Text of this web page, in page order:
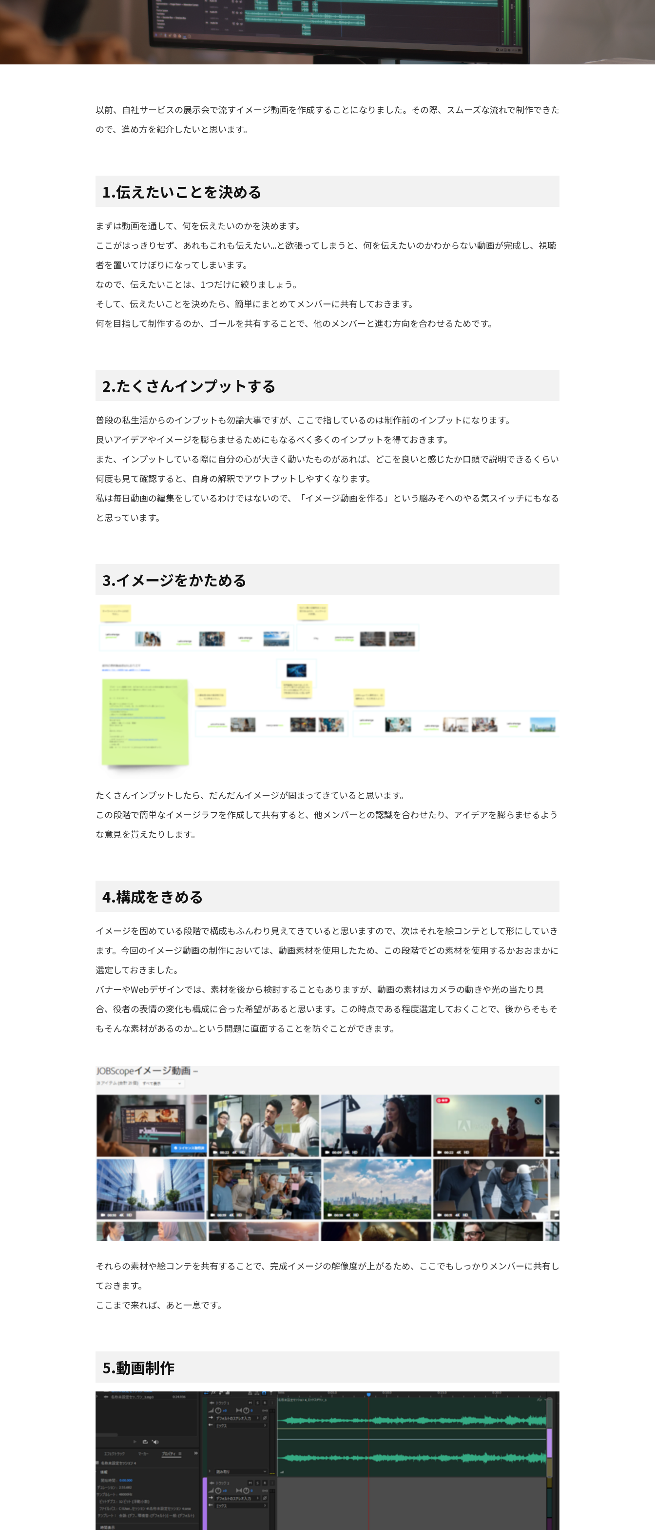
以前、自社サービスの展示会で流すイメージ動画を作成することになりました。その際、スムーズな流れで制作できた
ので、進め方を紹介したいと思います。
1.伝えたいことを決める
まずは動画を通して、何を伝えたいのかを決めます。
ここがはっきりせず、あれもこれも伝えたい...と欲張ってしまうと、何を伝えたいのかわからない動画が完成し、視聴
者を置いてけぼりになってしまいます。
なので、伝えたいことは、1つだけに絞りましょう。
そして、伝えたいことを決めたら、簡単にまとめてメンバーに共有しておきます。
何を目指して制作するのか、ゴールを共有することで、他のメンバーと進む方向を合わせるためです。
2.たくさんインプットする
普段の私生活からのインプットも勿論大事ですが、ここで指しているのは制作前のインプットになります。
良いアイデアやイメージを膨らませるためにもなるべく多くのインプットを得ておきます。
また、インプットしている際に自分の心が大きく動いたものがあれば、どこを良いと感じたか口頭で説明できるくらい
何度も見て確認すると、自身の解釈でアウトプットしやすくなります。
私は毎日動画の編集をしているわけではないので、「イメージ動画を作る」という脳みそへのやる気スイッチにもなる
と思っています。
3.イメージをかためる
たくさんインプットしたら、だんだんイメージが固まってきていると思います。
この段階で簡単なイメージラフを作成して共有すると、他メンバーとの認識を合わせたり、アイデアを膨らませるよう
な意見を貰えたりします。
4.構成をきめる
イメージを固めている段階で構成もふんわり見えてきていると思いますので、次はそれを絵コンテとして形にしていき
ます。今回のイメージ動画の制作においては、動画素材を使用したため、この段階でどの素材を使用するかおおまかに
選定しておきました。
バナーやWebデザインでは、素材を後から検討することもありますが、動画の素材はカメラの動きや光の当たり具
合、役者の表情の変化も構成に合った希望があると思います。この時点である程度選定しておくことで、後からそもそ
もそんな素材があるのか...という問題に直面することを防ぐことができます。
それらの素材や絵コンテを共有することで、完成イメージの解像度が上がるため、ここでもしっかりメンバーに共有し
ておきます。
ここまで来れば、あと一息です。
5.動画制作